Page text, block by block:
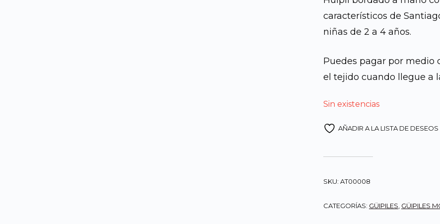
era:
característicos de
niñas de 2 a 4 años.
Puedes pagar por medio
el tejido cuando llegue a
Sin existencias
AÑADIR A LA LISTA DE DESEOS
SKU: AT00008
CATEGORÍAS: GÜIPILES GÜIPILES